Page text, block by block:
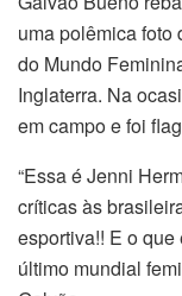
uma polêmica foto
do Mundo
Inglaterra. Na
em campo e foi
“Essa é Jenni
críticas às
esportiva!! E o
último mundial